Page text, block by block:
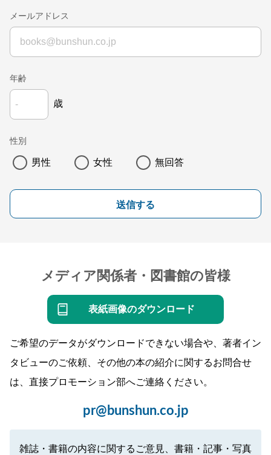
メールアドレス
年齢
歳
性別
男性 女性 無回答
送信する
メディア関係者・図書館の皆様
表紙画像のダウンロード
ご希望のデータがダウンロードできない場合や、著者イン
タビューのご依頼、その他の本の紹介に関するお問合せ
は、直接プロモーション部へご連絡ください。
pr@bunshun.co.jp
雑誌・書籍の内容に関するご意見、書籍・記事・写真